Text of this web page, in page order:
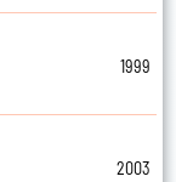
1999
2003